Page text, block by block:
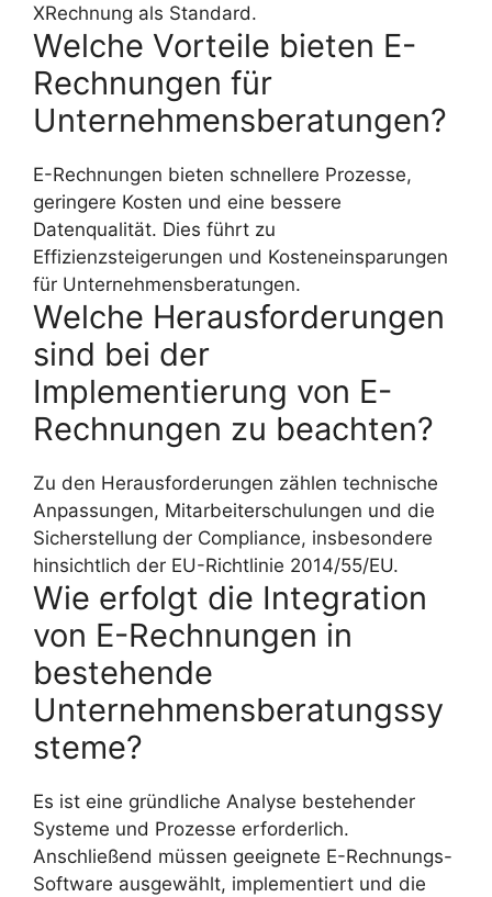
XRechnung als Standard.
Welche Vorteile bieten E-
Rechnungen für
Unternehmensberatungen?
E-Rechnungen bieten schnellere Prozesse,
geringere Kosten und eine bessere
Datenqualität. Dies führt zu
Effizienzsteigerungen und Kosteneinsparungen
für Unternehmensberatungen.
Welche Herausforderungen
sind bei der
Implementierung von E-
Rechnungen zu beachten?
Zu den Herausforderungen zählen technische
Anpassungen, Mitarbeiterschulungen und die
Sicherstellung der Compliance, insbesondere
hinsichtlich der EU-Richtlinie 2014/55/EU.
Wie erfolgt die Integration
von E-Rechnungen in
bestehende
Unternehmensberatungssy
steme?
Es ist eine gründliche Analyse bestehender
Systeme und Prozesse erforderlich.
Anschließend müssen geeignete E-Rechnungs-
Software ausgewählt, implementiert und die